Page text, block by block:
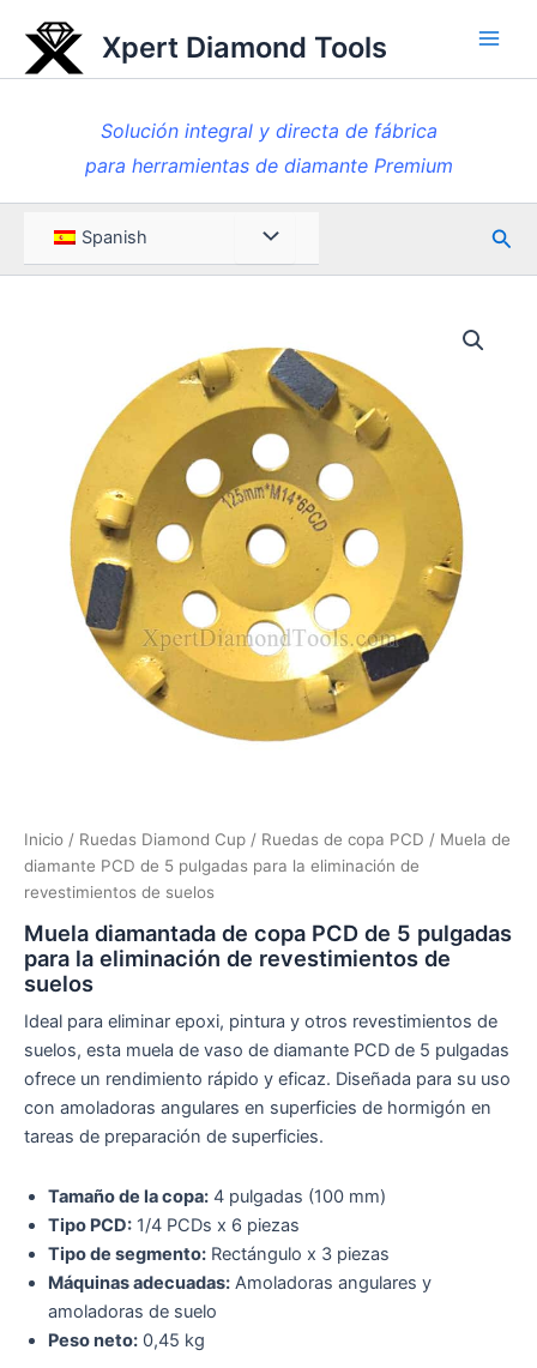
contenido
Xpert Diamond Tools
Solución integral y directa de fábrica
para herramientas de diamante Premium
Spanish Menú
Inicio / Ruedas Diamond Cup / Ruedas de copa PCD / Muela de
diamante PCD de 5 pulgadas para la eliminación de
revestimientos de suelos
Muela diamantada de copa PCD de 5 pulgadas
para la eliminación de revestimientos de
suelos
Ideal para eliminar epoxi, pintura y otros revestimientos de
suelos, esta muela de vaso de diamante PCD de 5 pulgadas
ofrece un rendimiento rápido y eficaz. Diseñada para su uso
con amoladoras angulares en superficies de hormigón en
tareas de preparación de superficies.
Tamaño de la copa: 4 pulgadas (100 mm)
Tipo PCD: 1/4 PCDs x 6 piezas
Tipo de segmento: Rectángulo x 3 piezas
Máquinas adecuadas: Amoladoras angulares y
amoladoras de suelo
Peso neto: 0,45 kg